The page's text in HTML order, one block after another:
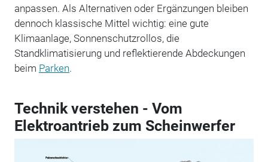
anpassen. Als Alternativen oder Ergänzungen bleiben
dennoch klassische Mittel wichtig: eine gute
Klimaanlage, Sonnenschutzrollos, die
Standklimatisierung und reflektierende Abdeckungen
beim Parken.
Technik verstehen - Vom
Elektroantrieb zum Scheinwerfer